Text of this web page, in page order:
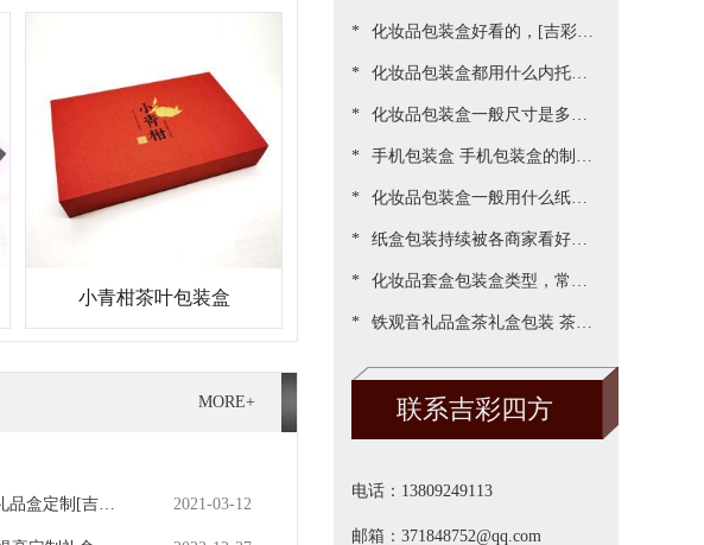
小青柑茶叶包装盒
MORE+
品盒定制[吉彩
2021-03-12
四方]
质？[吉彩四方]为您一一罗列
出来
* 化妆品包装盒好看的，[吉彩四
方]为客户做出各种好看包装案
例
* 化妆品包装盒都用什么内托，
[吉彩四方]常见的有三种材质
* 化妆品包装盒一般尺寸是多
少，实际测算的尺寸更精准[吉
彩四方]
* 手机包装盒 手机包装盒的制作
过程[吉彩四方]详解包装的制
作流程
* 化妆品包装盒一般用什么纸，
说说常用的材质都有哪些[吉彩
四方]
* 纸盒包装持续被各商家看好，
源于国家对环保的重视与监管
[吉彩四方]新闻
* 化妆品套盒包装盒类型，常见
的包装盒型有哪些呢？[吉彩四
方]
* 铁观音礼品盒茶礼盒包装 茶叶
包装盒礼盒定制厂家[吉彩四
联系吉彩四方
电话：13809249113
邮箱：371848752@qq.com